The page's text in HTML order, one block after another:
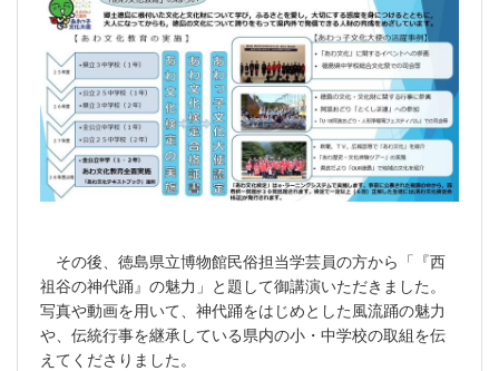
その後、徳島県立博物館民俗担当学芸員の方から「『西
祖谷の神代踊』の魅力」と題して御講演いただきました。
写真や動画を用いて、神代踊をはじめとした風流踊の魅力
や、伝統行事を継承している県内の小・中学校の取組を伝
えてくださりました。